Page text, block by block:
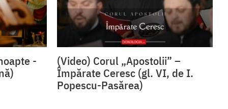
-
(Video) Corul „Apostolii” –
⁠Împărate Ceresc (gl. VI, de I.
Popescu-Pasărea)